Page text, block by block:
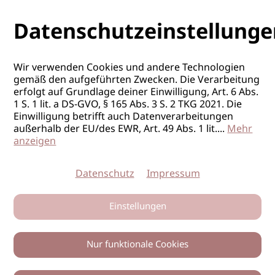
Wir verwenden Cookies und andere Technologien
gemäß den aufgeführten Zwecken. Die Verarbeitung
erfolgt auf Grundlage deiner Einwilligung, Art. 6 Abs.
1 S. 1 lit. a DS-GVO, § 165 Abs. 3 S. 2 TKG 2021. Die
Einwilligung betrifft auch Datenverarbeitungen
außerhalb der EU/des EWR, Art. 49 Abs. 1 lit....Mehr
anzeigen
Datenschutz Impressum
Einstellungen
Nur funktionale Cookies